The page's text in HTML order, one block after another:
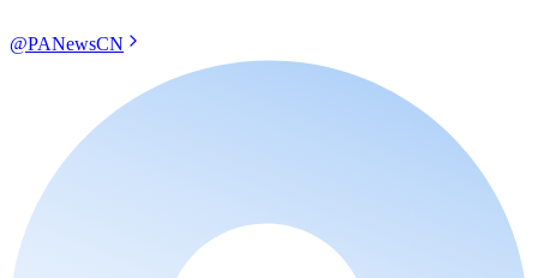
@PANewsCN